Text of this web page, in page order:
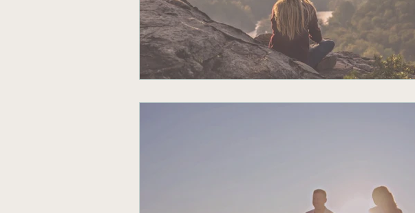
Activités physiques Jugement
Amour Passion Hypnothérapie